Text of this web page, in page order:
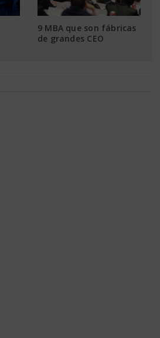
9 MBA que son fábricas
de grandes CEO